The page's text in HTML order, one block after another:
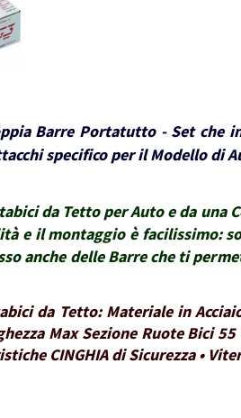
Barre Portatutto - Set
specifico per il Modello di
da Tetto per Auto e da
e il montaggio è facilissimo:
anche delle Barre che ti
da Tetto: Materiale in
Max Sezione Ruote Bici
CINGHIA di Sicurezza •